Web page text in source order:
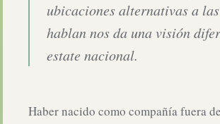
ubicaciones alternativas a
hablan nos da una visión
estate nacional.
Haber nacido como compañía fuera